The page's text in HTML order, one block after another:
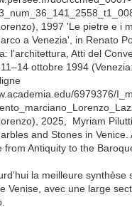
1997 'Le pietre e i
a Venezia', in Renato
l'architettura, Atti del
ottobre 1994
6979376/
2025, Myriam
and Stones in Venice.
from Antiquity to the
la meilleure synthèse
Venise, avec une large